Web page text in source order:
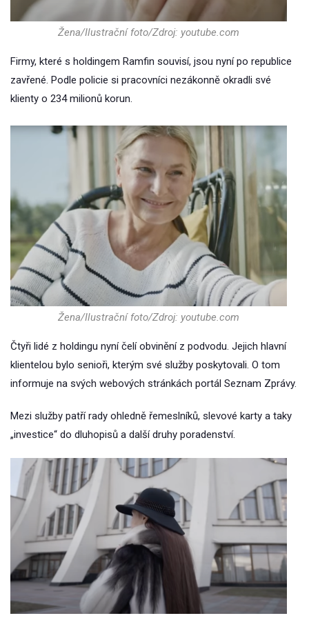
Žena/Ilustrační foto/Zdroj: youtube.com
Firmy, které s holdingem Ramfin souvisí, jsou nyní po republice
zavřené. Podle policie si pracovníci nezákonně okradli své
klienty o 234 milionů korun.
Žena/Ilustrační foto/Zdroj: youtube.com
Čtyři lidé z holdingu nyní čelí obvinění z podvodu. Jejich hlavní
klientelou bylo senioři, kterým své služby poskytovali. O tom
informuje na svých webových stránkách portál Seznam Zprávy.
Mezi služby patří rady ohledně řemeslníků, slevové karty a taky
„investice“ do dluhopisů a další druhy poradenství.